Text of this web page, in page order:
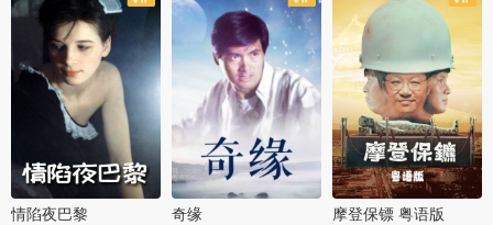
情陷夜巴黎 奇缘 摩登保镖 粤语版